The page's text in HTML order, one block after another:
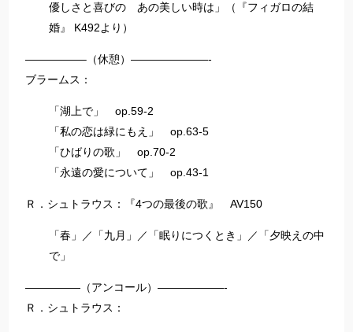
優しさと喜びの あの美しい時は」（『フィガロの結
婚』 K492より）
—————–（休憩）———————-
ブラームス：
「湖上で」 op.59-2
「私の恋は緑にもえ」 op.63-5
「ひばりの歌」 op.70-2
「永遠の愛について」 op.43-1
Ｒ．シュトラウス：『4つの最後の歌』 AV150
「春」／「九月」／「眠りにつくとき」／「夕映えの中
で」
—————（アンコール）——————-
Ｒ．シュトラウス：